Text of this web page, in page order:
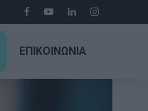
ΕΠΙΚΟΙΝΩΝΙΑ